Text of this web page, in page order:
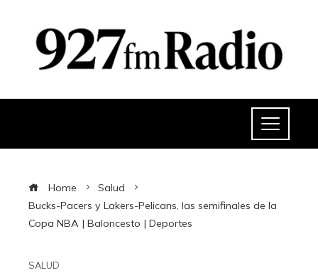
Home
Salud
Bucks-Pacers y Lakers-Pelicans, las semifinales de la
Copa NBA | Baloncesto | Deportes
SALUD